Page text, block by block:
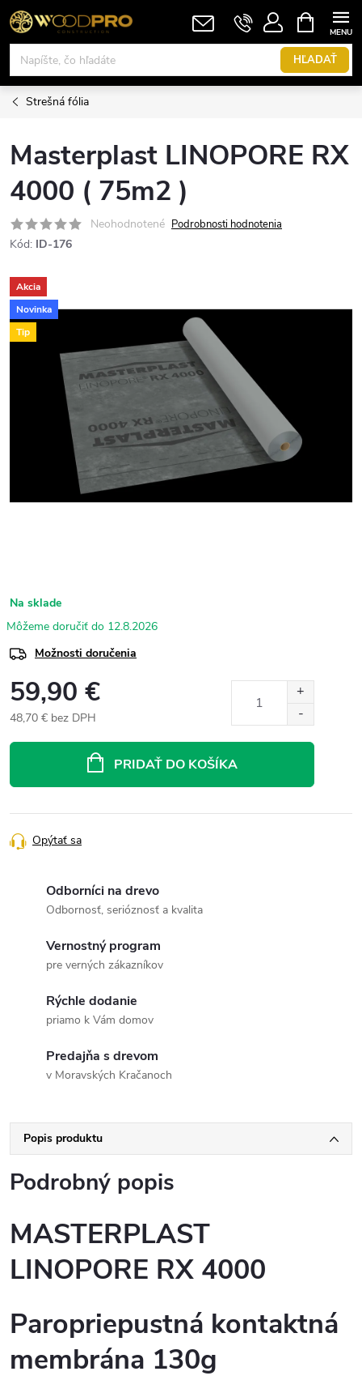
Prejsť
na
obsah
HĽADAŤ
KOŠÍK
Strešná fólia
Masterplast LINOPORE RX
4000 ( 75m2 )
Neohodnotené Podrobnosti hodnotenia
Kód: ID-176
Akcia
Novinka
Tip
Na sklade
12.8.2026
Možnosti doručenia
59,90 €
48,70 € bez DPH
PRIDAŤ DO KOŠÍKA
Opýtať sa
Odborníci na drevo
Odbornosť, serióznosť a kvalita
Vernostný program
pre verných zákazníkov
Rýchle dodanie
priamo k Vám domov
Predajňa s drevom
v Moravských Kračanoch
Popis produktu
Podrobný popis
MASTERPLAST
LINOPORE RX 4000
Paropriepustná kontaktná
membrána 130g